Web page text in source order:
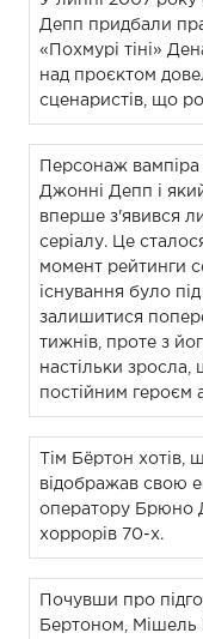
Депп придбали
«Похмурі тіні»
над проєктом
сценаристів, що
Персонаж
Джонні Депп і
вперше з'явився
серіалу. Це
момент рейтинги
існування було
залишитися
тижнів, проте з
настільки
постійним героєм
Тім Бёртон
відображав свою
оператору Брюно
хоррорів 70-х.
Почувши про
Бертоном,